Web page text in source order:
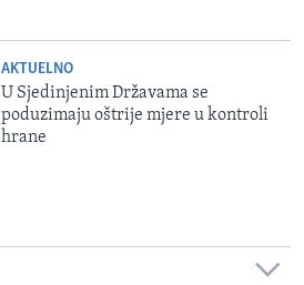
AKTUELNO
U Sjedinjenim Državama se
poduzimaju oštrije mjere u kontroli
hrane